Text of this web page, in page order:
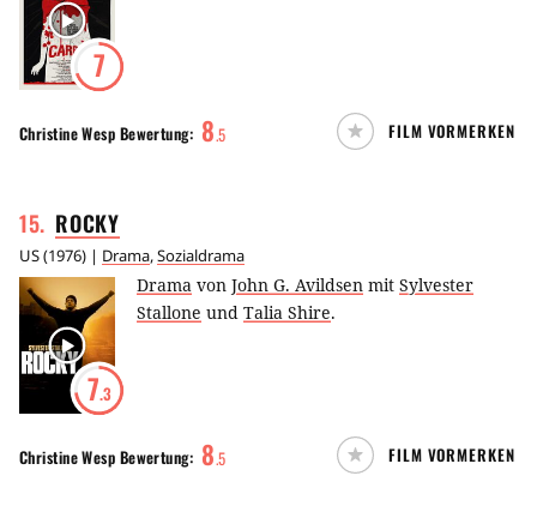
7
Christine Wesp Bewertung: 8.5 FILM VORMERKEN
15. ROCKY
US(1976) | Drama,Sozialdrama
7.3
Drama von John G. Avildsen mit Sylvester
Stallone und Talia Shire.
Christine Wesp Bewertung: 8.5 FILM VORMERKEN